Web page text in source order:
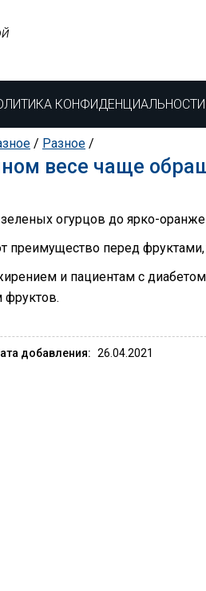
КОНФИДЕНЦИАЛЬНОСТИ
/ Разное /
весе чаще
огурцов до ярко-
перед фруктами,
и пациентам с
добавления: 26.04.2021